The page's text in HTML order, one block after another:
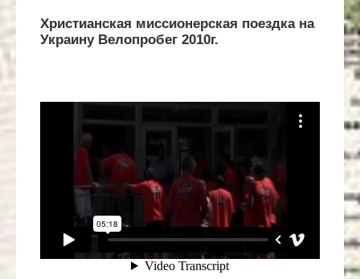
Христианская миссионерская поездка на
Украину Велопробег 2010г.